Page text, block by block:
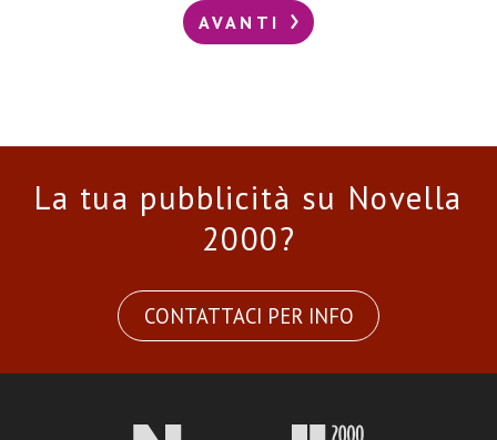
AVANTI
La tua pubblicità su Novella
2000?
CONTATTACI PER INFO